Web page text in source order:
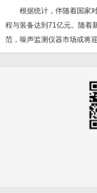
根据统计，伴随着国家对
程与装备达到71亿元。随着
范，噪声监测仪器市场或将